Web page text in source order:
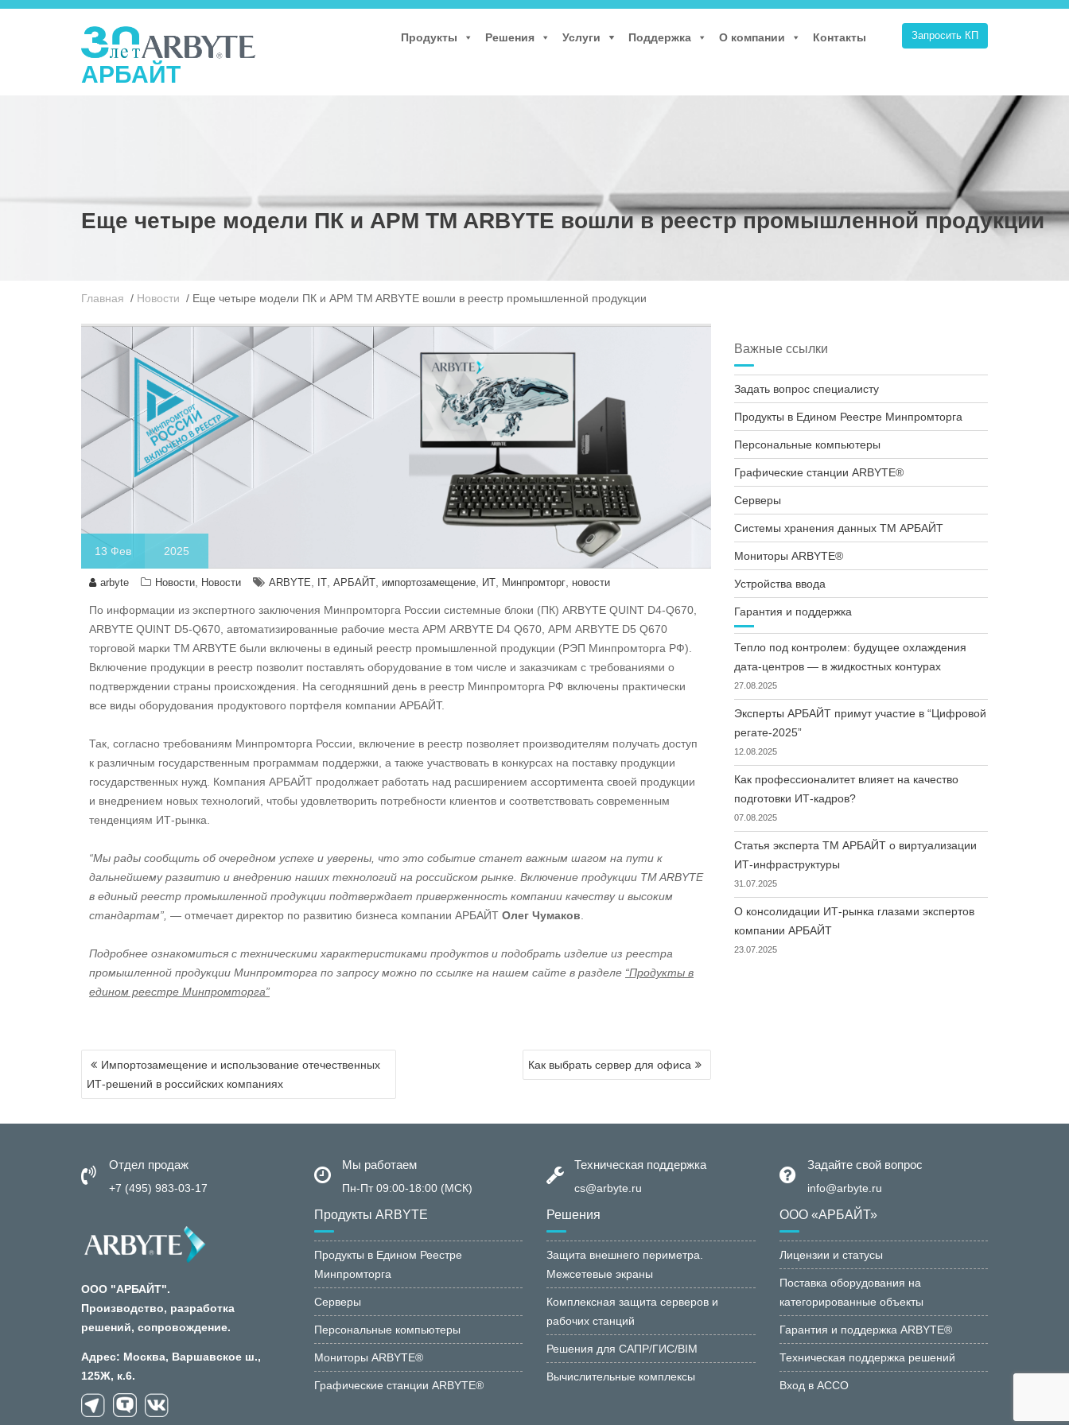
АРБАЙТ
Запросить КП
Продукты Решения Услуги Поддержка О компании Контакты
Еще четыре модели ПК и АРМ TM ARBYTE вошли в реестр промышленной продукции
Главная / Новости / Еще четыре модели ПК и АРМ TM ARBYTE вошли в реестр промышленной продукции
13 Фев 2025
arbyte Новости Новости ARBYTE IT АРБАЙТ импортозамещение ИТ Минпромторг новости
По информации из экспертного заключения Минпромторга России системные блоки (ПК) ARBYTE QUINT D4-Q670,
ARBYTE QUINT D5-Q670, автоматизированные рабочие места АРМ ARBYTE D4 Q670, АРМ ARBYTE D5 Q670
торговой марки TM ARBYTE были включены в единый реестр промышленной продукции (РЭП Минпромторга РФ).
Включение продукции в реестр позволит поставлять оборудование в том числе и заказчикам с требованиями о
подтверждении страны происхождения. На сегодняшний день в реестр Минпромторга РФ включены практически
все виды оборудования продуктового портфеля компании АРБАЙТ.
Так, согласно требованиям Минпромторга России, включение в реестр позволяет производителям получать доступ
к различным государственным программам поддержки, а также участвовать в конкурсах на поставку продукции
государственных нужд. Компания АРБАЙТ продолжает работать над расширением ассортимента своей продукции
и внедрением новых технологий, чтобы удовлетворить потребности клиентов и соответствовать современным
тенденциям ИТ-рынка.
“Мы рады сообщить об очередном успехе и уверены, что это событие станет важным шагом на пути к
дальнейшему развитию и внедрению наших технологий на российском рынке. Включение продукции TM ARBYTE
в единый реестр промышленной продукции подтверждает приверженность компании качеству и высоким
стандартам”, — отмечает директор по развитию бизнеса компании АРБАЙТ Олег Чумаков
Подробнее ознакомиться с техническими характеристиками продуктов и подобрать изделие из реестра
промышленной продукции Минпромторга по запросу можно по ссылке на нашем сайте в разделе “Продукты в
едином реестре Минпромторга”
Навигация
по
записям
Импортозамещение и использование отечественных
ИТ-решений в российских компаниях
Как выбрать сервер для офиса
Важные ссылки
Задать вопрос специалисту
Продукты в Едином Реестре Минпромторга
Персональные компьютеры
Графические станции ARBYTE®
Серверы
Системы хранения данных ТМ АРБАЙТ
Мониторы ARBYTE®
Устройства ввода
Гарантия и поддержка
Тепло под контролем: будущее охлаждения
дата-центров — в жидкостных контурах
27.08.2025
Эксперты АРБАЙТ примут участие в “Цифровой
регате-2025”
12.08.2025
Как профессионалитет влияет на качество
подготовки ИТ-кадров?
07.08.2025
Статья эксперта ТМ АРБАЙТ о виртуализации
ИТ-инфраструктуры
31.07.2025
О консолидации ИТ-рынка глазами экспертов
компании АРБАЙТ
23.07.2025
Отдел продаж
+7 (495) 983-03-17
Мы работаем
Пн-Пт 09:00-18:00 (МСК)
Техническая поддержка
cs@arbyte.ru
Задайте свой вопрос
info@arbyte.ru
ООО "АРБАЙТ".
Производство, разработка
решений, сопровождение.
Адрес: Москва, Варшавское ш.,
125Ж, к.6.
Продукты ARBYTE
Продукты в Едином Реестре
Минпромторга
Серверы
Персональные компьютеры
Мониторы ARBYTE®
Графические станции ARBYTE®
Решения
Защита внешнего периметра.
Межсетевые экраны
Комплексная защита серверов и
рабочих станций
Решения для САПР/ГИС/BIM
Вычислительные комплексы
ООО «АРБАЙТ»
Лицензии и статусы
Поставка оборудования на
категорированные объекты
Гарантия и поддержка ARBYTE®
Техническая поддержка решений
Вход в АССО